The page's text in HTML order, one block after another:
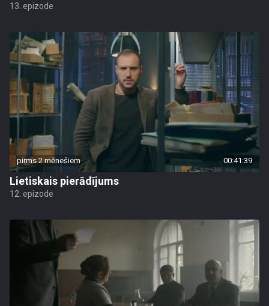
13. epizode
pirms 2 mēnešiem 00:41:39
Lietiskais pierādījums
12. epizode